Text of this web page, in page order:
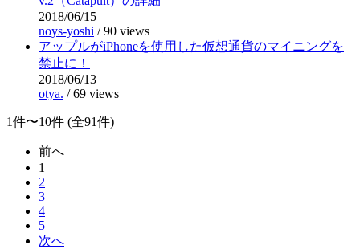
2018/06/15
noys-yoshi /90 views
アップルがiPhoneを使用した仮想通貨のマイニングを
禁止に！
2018/06/13
otya. /69 views
1件〜10件 (全91件)
前へ
1
2
3
4
5
次へ